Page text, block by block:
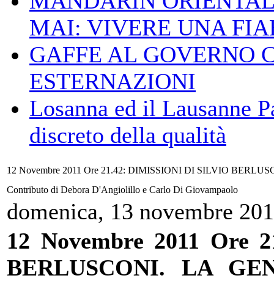
MAI: VIVERE UNA
GAFFE AL GOVERNO
ESTERNAZIONI
Losanna ed il Lausanne
discreto della qualità
12 Novembre 2011 Ore 21.42: DIMISSIONI DI SILVIO
Contributo di Debora D'Angiolillo e Carlo Di Giovampaolo
domenica, 13 novembre
12 Novembre 2011 Ore
BERLUSCONI. LA